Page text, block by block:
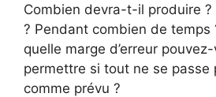
Combien devra-t-il produire
? Pendant combien de temps
quelle marge d’erreur
permettre si tout ne se passe
comme prévu ?